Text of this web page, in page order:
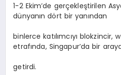
1-2 Ekim’de gerçekleştirilen
dünyanın dört bir yanından
binlerce katılımcıyı blokzincir,
etrafında, Singapur’da bir
getirdi.